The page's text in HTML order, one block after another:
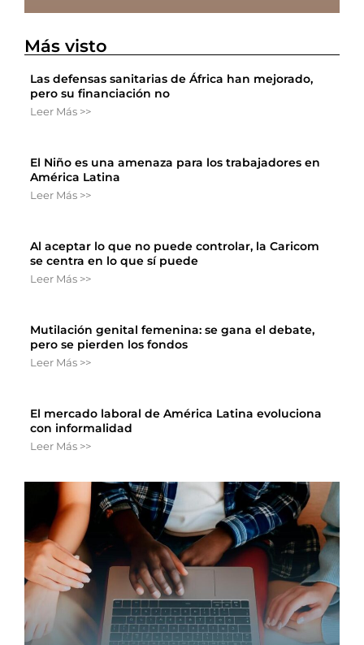
Más visto
Las defensas sanitarias de África han mejorado,
pero su financiación no
Leer Más >>
El Niño es una amenaza para los trabajadores en
América Latina
Leer Más >>
Al aceptar lo que no puede controlar, la Caricom
se centra en lo que sí puede
Leer Más >>
Mutilación genital femenina: se gana el debate,
pero se pierden los fondos
Leer Más >>
El mercado laboral de América Latina evoluciona
con informalidad
Leer Más >>